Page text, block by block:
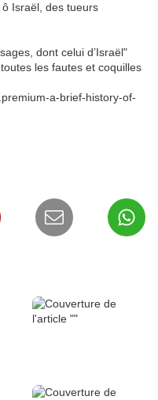
Israël, des tueurs
dont celui d’Israël"
les fautes et coquilles
a-brief-history-of-